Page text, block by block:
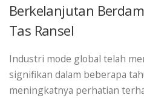
Berkelanjutan
Tas Ransel
Industri mode global telah
signifikan dalam beberapa
meningkatnya perhatian